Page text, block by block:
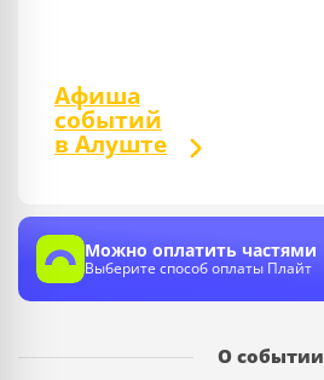
Афиша
событий
в Алуште
Можно оплатить частями
Выберите способ оплаты Плайт
О событии